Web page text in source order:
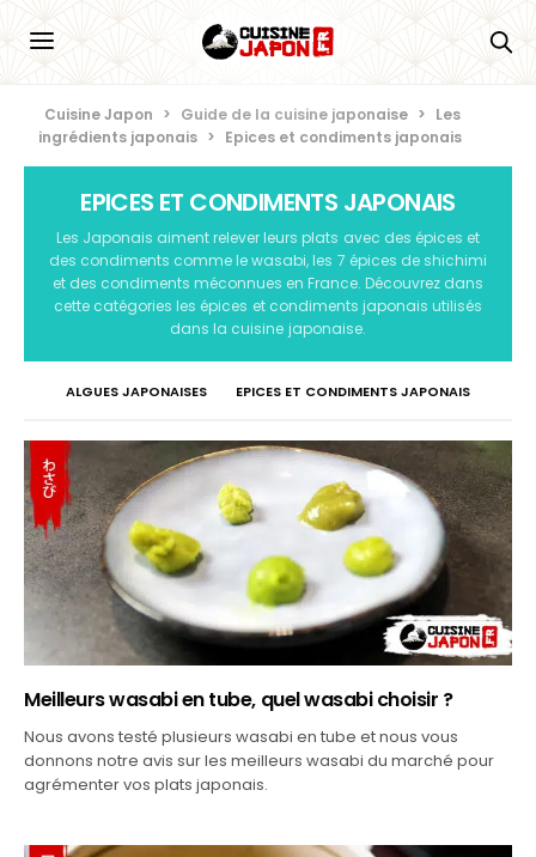
Cuisine Japon > Guide de la cuisine japonaise > Les
ingrédients japonais > Epices et condiments japonais
EPICES ET CONDIMENTS JAPONAIS
Les Japonais aiment relever leurs plats avec des épices et
des condiments comme le wasabi, les 7 épices de shichimi
et des condiments méconnues en France. Découvrez dans
cette catégories les épices et condiments japonais utilisés
dans la cuisine japonaise.
ALGUES JAPONAISES EPICES ET CONDIMENTS JAPONAIS
LES FRUITS, LÉGUMES ET CHAMPIGNONS JAPONAIS
RIZ ET NOUILLES JAPONAISES
SAUCES JAPONAISES ET INGRÉDIENTS DE BASE
Meilleurs wasabi en tube, quel wasabi choisir ?
Nous avons testé plusieurs wasabi en tube et nous vous
donnons notre avis sur les meilleurs wasabi du marché pour
agrémenter vos plats japonais.